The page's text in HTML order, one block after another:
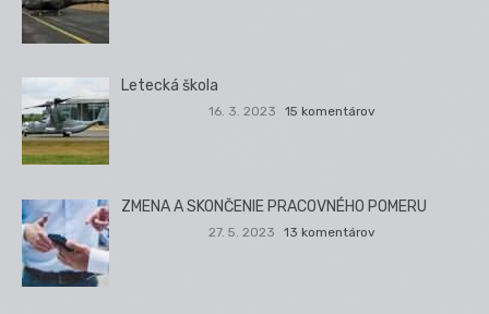
Letecká škola
16. 3. 2023 15 komentárov
ZMENA A SKONČENIE PRACOVNÉHO POMERU
27. 5. 2023 13 komentárov